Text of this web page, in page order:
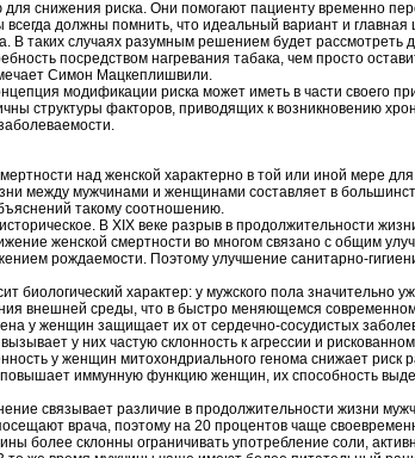
снижения риска. Они помогают пациенту временно
должны помнить, что идеальный вариант и главная
В таких случаях разумным решением будет
посредством нагревания табака, чем просто
Симон Мацкеплишвили.
модификации риска может иметь в части своего
структуры факторов, приводящих к возникновению
над женской характерно в той или иной мере
между мужчинами и женщинами составляет в
такому соотношению.
В XIX веке разрыв в продолжительности
женской смертности во многом связано с общим
рождаемости. Поэтому улучшение санитарно-
биологический характер: у мужского пола значительно
внешней среды, что в быстро меняющемся
у женщин защищает их от сердечно-сосудистых
у них частую склонность к агрессии и
у женщин митохондриального генома снижает риск
иммунную функцию женщин, их способность
связывает различие в продолжительности жизни
врача, поэтому на 20 процентов чаще
более склонны ограничивать употребление соли,